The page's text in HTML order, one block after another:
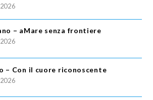
– aMare senza frontiere
– Con il cuore riconoscente